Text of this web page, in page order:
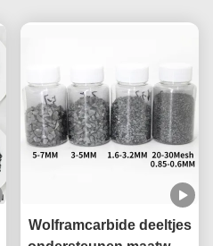
Wolframcarbide deeltjes